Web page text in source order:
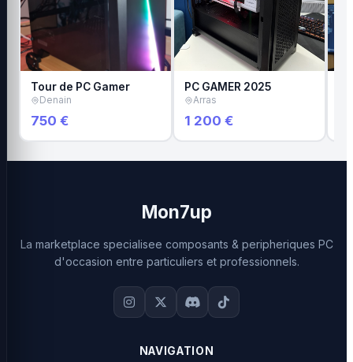
Tour de PC Gamer
Denain
750 €
PC GAMER 2025
Arras
1 200 €
Mon7up
La marketplace specialisee composants & peripheriques PC
d'occasion entre particuliers et professionnels.
NAVIGATION